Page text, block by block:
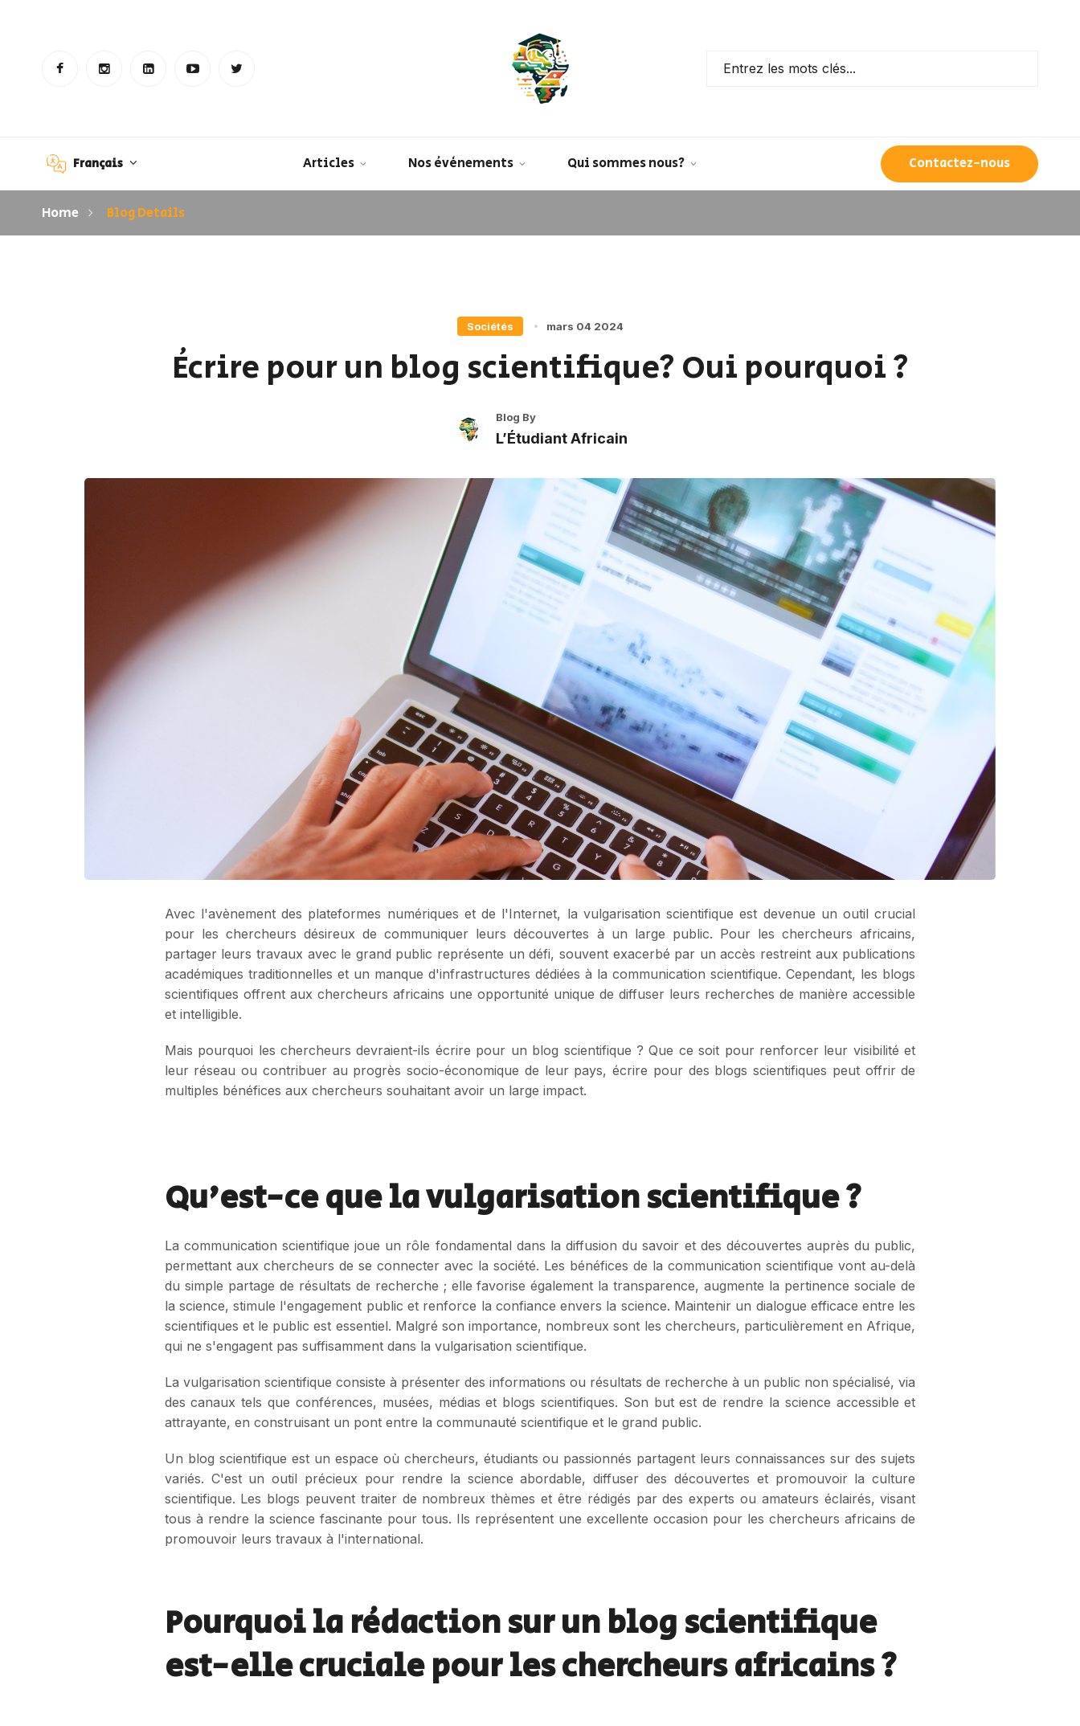
Français Articles Nos évènements Qui sommes nous? Contactez-nous
Home Blog Details
Sociétés mars 04 2024
Écrire pour un blog scientifique? Oui pourquoi ?
Blog By
L’Étudiant Africain
Avec l'avènement des plateformes numériques et de l'Internet, la vulgarisation scientifique est devenue un outil crucial
pour les chercheurs désireux de communiquer leurs découvertes à un large public. Pour les chercheurs africains,
partager leurs travaux avec le grand public représente un défi, souvent exacerbé par un accès restreint aux publications
académiques traditionnelles et un manque d'infrastructures dédiées à la communication scientifique. Cependant, les blogs
scientifiques offrent aux chercheurs africains une opportunité unique de diffuser leurs recherches de manière accessible
et intelligible.
Mais pourquoi les chercheurs devraient-ils écrire pour un blog scientifique ? Que ce soit pour renforcer leur visibilité et
leur réseau ou contribuer au progrès socio-économique de leur pays, écrire pour des blogs scientifiques peut offrir de
multiples bénéfices aux chercheurs souhaitant avoir un large impact.
Qu'est-ce que la vulgarisation scientifique ?
La communication scientifique joue un rôle fondamental dans la diffusion du savoir et des découvertes auprès du public,
permettant aux chercheurs de se connecter avec la société. Les bénéfices de la communication scientifique vont au-delà
du simple partage de résultats de recherche ; elle favorise également la transparence, augmente la pertinence sociale de
la science, stimule l'engagement public et renforce la confiance envers la science. Maintenir un dialogue efficace entre les
scientifiques et le public est essentiel. Malgré son importance, nombreux sont les chercheurs, particulièrement en Afrique,
qui ne s'engagent pas suffisamment dans la vulgarisation scientifique.
La vulgarisation scientifique consiste à présenter des informations ou résultats de recherche à un public non spécialisé, via
des canaux tels que conférences, musées, médias et blogs scientifiques. Son but est de rendre la science accessible et
attrayante, en construisant un pont entre la communauté scientifique et le grand public.
Un blog scientifique est un espace où chercheurs, étudiants ou passionnés partagent leurs connaissances sur des sujets
variés. C'est un outil précieux pour rendre la science abordable, diffuser des découvertes et promouvoir la culture
scientifique. Les blogs peuvent traiter de nombreux thèmes et être rédigés par des experts ou amateurs éclairés, visant
tous à rendre la science fascinante pour tous. Ils représentent une excellente occasion pour les chercheurs africains de
promouvoir leurs travaux à l'international.
Pourquoi la rédaction sur un blog scientifique
est-elle cruciale pour les chercheurs africains ?